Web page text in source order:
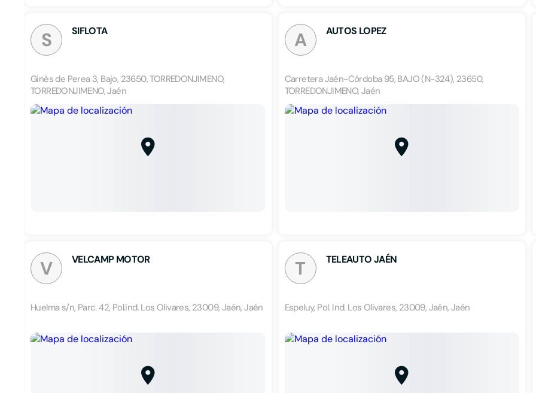
S SIFLOTA
Ginés de Perea 3, Bajo, 23650, TORREDONJIMENO,
TORREDONJIMENO, Jaén
A AUTOS LOPEZ
Carretera Jaén-Córdoba 95, BAJO (N-324), 23650,
TORREDONJIMENO, Jaén
V VELCAMP MOTOR
Huelma s/n, Parc. 42, Pol.ind. Los Olivares, 23009, Jaén, Jaén
T TELEAUTO JAÉN
Espeluy, Pol. Ind. Los Olivares, 23009, Jaén, Jaén